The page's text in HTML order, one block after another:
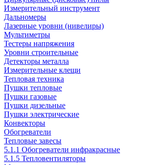
Измерительный инструмент
Дальномеры
Лазерные уровни (нивелиры)
Мультиметры
Тестеры напряжения
Уровни строительные
Детекторы металла
Измерительные клещи
Тепловая техника
Пушки тепловые
Пушки газовые
Пушки дизельные
Пушки электрические
Конвекторы
Обогреватели
Тепловые завесы
5.1.1 Обогреватели инфракрасные
5.1.5 Тепловентиляторы